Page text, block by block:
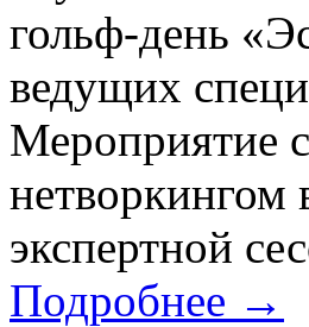
гольф-день
ведущих
Мероприятие
нетворкингом
экспертной
Подробнее →